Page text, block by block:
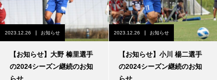
2023.12.26 お知らせ
【お知らせ】大野 榛里選手
の2024シーズン継続のお知
2023.12.26 お知らせ
【お知らせ】小川 楊二選手
の2024シーズン継続のお知